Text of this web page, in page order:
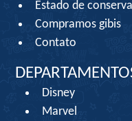
Estado de
Compramos gibis
Contato
Disney
Marvel